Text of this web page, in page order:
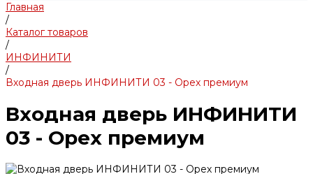
Главная
/
Каталог товаров
/
ИНФИНИТИ
/
Входная дверь ИНФИНИТИ 03 - Орех премиум
Входная дверь ИНФИНИТИ
03 - Орех премиум